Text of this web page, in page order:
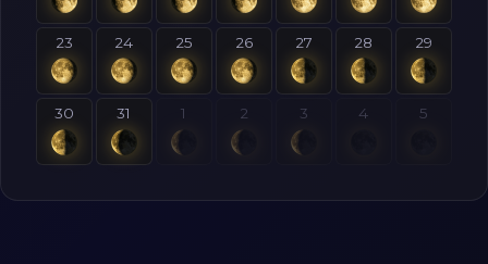
23 24 25 26 27 28 29
30 31 1 2 3 4 5